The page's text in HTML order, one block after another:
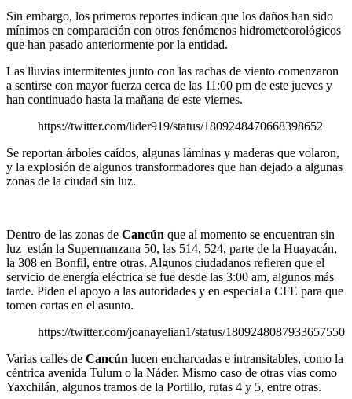
Sin embargo, los primeros reportes indican que los daños han sido
mínimos en comparación con otros fenómenos hidrometeorológicos
que han pasado anteriormente por la entidad.
Las lluvias intermitentes junto con las rachas de viento comenzaron
a sentirse con mayor fuerza cerca de las 11:00 pm de este jueves y
han continuado hasta la mañana de este viernes.
https://twitter.com/lider919/status/1809248470668398652
Se reportan árboles caídos, algunas láminas y maderas que volaron,
y la explosión de algunos transformadores que han dejado a algunas
zonas de la ciudad sin luz.
Dentro de las zonas de Cancún que al momento se encuentran sin
luz están la Supermanzana 50, las 514, 524, parte de la Huayacán,
la 308 en Bonfil, entre otras. Algunos ciudadanos refieren que el
servicio de energía eléctrica se fue desde las 3:00 am, algunos más
tarde. Piden el apoyo a las autoridades y en especial a CFE para que
tomen cartas en el asunto.
https://twitter.com/joanayelian1/status/1809248087933657550
Varias calles de Cancún lucen encharcadas e intransitables, como la
céntrica avenida Tulum o la Náder. Mismo caso de otras vías como
Yaxchilán, algunos tramos de la Portillo, rutas 4 y 5, entre otras.